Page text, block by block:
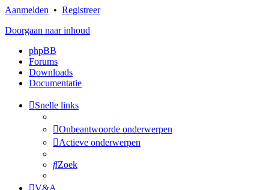
Aanmelden • Registreer
Doorgaan naar inhoud
phpBB
Forums
Downloads
Documentatie
Snelle links
Onbeantwoorde onderwerpen
Actieve onderwerpen
Zoek
V&A